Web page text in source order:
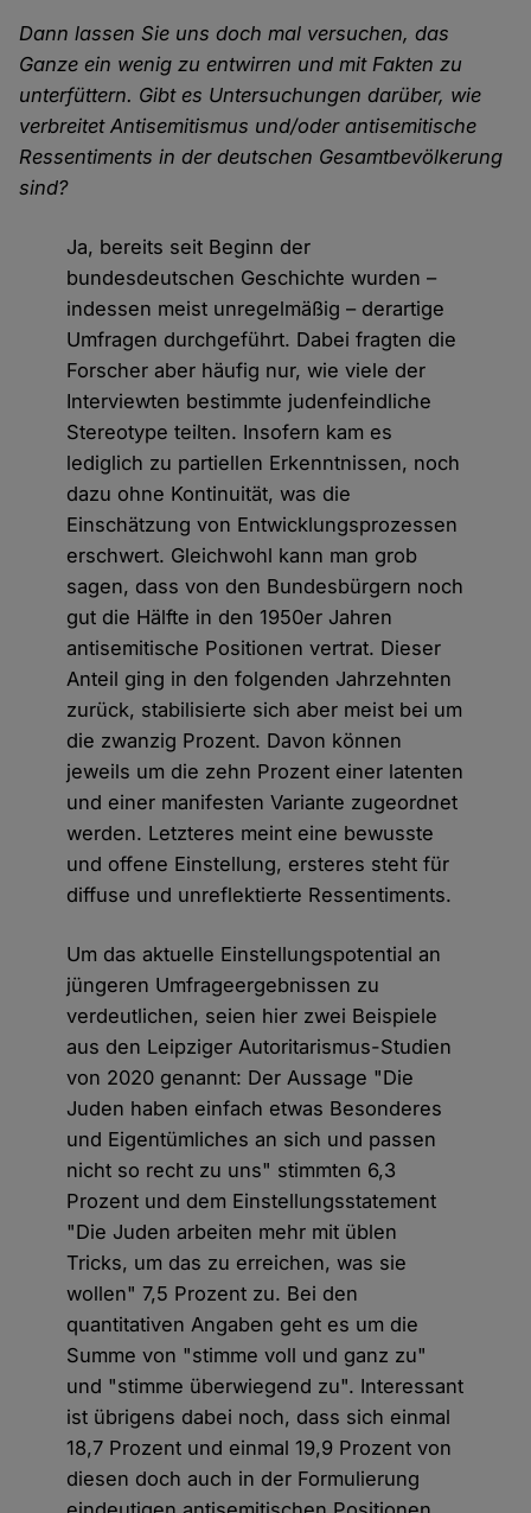
Dann lassen Sie uns doch mal versuchen, das
Ganze ein wenig zu entwirren und mit Fakten zu
unterfüttern. Gibt es Untersuchungen darüber, wie
verbreitet Antisemitismus und/oder antisemitische
Ressentiments in der deutschen Gesamtbevölkerung
sind?
Ja, bereits seit Beginn der
bundesdeutschen Geschichte wurden –
indessen meist unregelmäßig – derartige
Umfragen durchgeführt. Dabei fragten die
Forscher aber häufig nur, wie viele der
Interviewten bestimmte judenfeindliche
Stereotype teilten. Insofern kam es
lediglich zu partiellen Erkenntnissen, noch
dazu ohne Kontinuität, was die
Einschätzung von Entwicklungsprozessen
erschwert. Gleichwohl kann man grob
sagen, dass von den Bundesbürgern noch
gut die Hälfte in den 1950er Jahren
antisemitische Positionen vertrat. Dieser
Anteil ging in den folgenden Jahrzehnten
zurück, stabilisierte sich aber meist bei um
die zwanzig Prozent. Davon können
jeweils um die zehn Prozent einer latenten
und einer manifesten Variante zugeordnet
werden. Letzteres meint eine bewusste
und offene Einstellung, ersteres steht für
diffuse und unreflektierte Ressentiments.
Um das aktuelle Einstellungspotential an
jüngeren Umfrageergebnissen zu
verdeutlichen, seien hier zwei Beispiele
aus den Leipziger Autoritarismus-Studien
von 2020 genannt: Der Aussage "Die
Juden haben einfach etwas Besonderes
und Eigentümliches an sich und passen
nicht so recht zu uns" stimmten 6,3
Prozent und dem Einstellungsstatement
"Die Juden arbeiten mehr mit üblen
Tricks, um das zu erreichen, was sie
wollen" 7,5 Prozent zu. Bei den
quantitativen Angaben geht es um die
Summe von "stimme voll und ganz zu"
und "stimme überwiegend zu". Interessant
ist übrigens dabei noch, dass sich einmal
18,7 Prozent und einmal 19,9 Prozent von
diesen doch auch in der Formulierung